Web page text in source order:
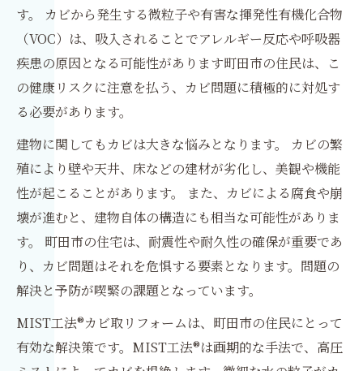
す。 カビから発生する微粒子や有害な揮発性有機化合物
（VOC）は、吸入されることでアレルギー反応や呼吸器
疾患の原因となる可能性があります町田市の住民は、こ
の健康リスクに注意を払う、カビ問題に積極的に対処す
る必要があります。
建物に関してもカビは大きな悩みとなります。 カビの繁
殖により壁や天井、床などの建材が劣化し、美観や機能
性が起こることがあります。 また、カビによる腐食や崩
壊が進むと、建物自体の構造にも相当な可能性がありま
す。 町田市の住宅は、耐震性や耐久性の確保が重要であ
り、カビ問題はそれを危惧する要素となります。問題の
解決と予防が喫緊の課題となっています。
MIST工法®カビ取リフォームは、町田市の住民にとって
有効な解決策です。MIST工法®は画期的な手法で、高圧